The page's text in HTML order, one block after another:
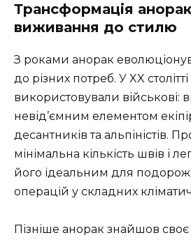
Трансформація
виживання до стилю
З роками анорак
до різних потреб. У XX
використовували військові:
невід’ємним елементом
десантників та альпіністів.
мінімальна кількість швів і
його ідеальним для
операцій у складних
Пізніше анорак знайшов своє